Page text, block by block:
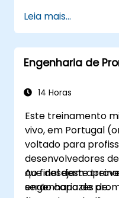
treinamento
apresenta a
avançando os
adaptação com
O curso equilibra
Copilot, Google
Diffusion,
ferramentas
conhecimento de
participantes saem
textos, imagens e
Leia mais...
Engenharia de
14 Horas
Este treinamento
vivo, em Portugal
voltado para
desenvolvedores
que desejam
engenharia de
Ao final deste
serão capazes de: